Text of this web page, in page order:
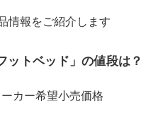
情報をご紹介します
ットベッド」の値段は？
カー希望小売価格